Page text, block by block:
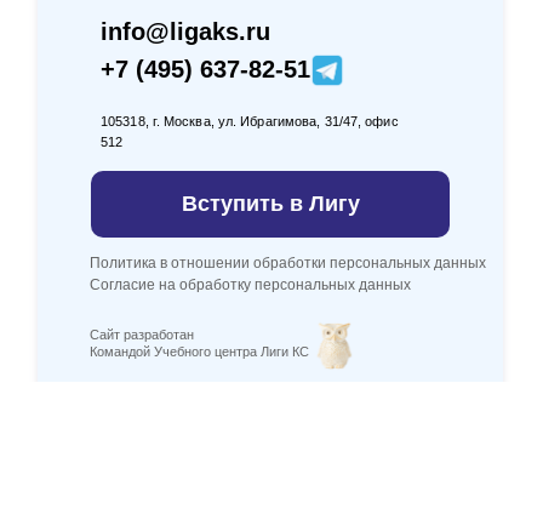
Сайт разработан
Командой Учебного центра Лиги КС
info@ligaks.ru
+7 (495) 637-82-51
105318, г. Москва, ул. Ибрагимова, 31/47, офис
512
Политика в отношении обработки персональных данных
Согласие на обработку персональных данных
Вступить в Лигу